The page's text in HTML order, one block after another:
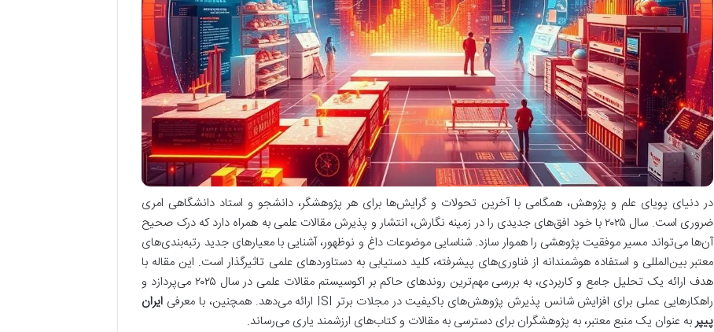
در دنیای پویای علم و پژوهش، همگامی با آخرین تحولات و گرایش‌ها برای هر پژوهشگر، دانشجو و استاد دانشگاهی امری
ضروری است. سال ۲۰۲۵ با خود افق‌های جدیدی را در زمینه نگارش، انتشار و پذیرش مقالات علمی به همراه دارد که درک صحیح
آن‌ها می‌تواند مسیر موفقیت پژوهشی را هموار سازد. شناسایی موضوعات داغ و نوظهور، آشنایی با معیارهای جدید رتبه‌بندی‌های
معتبر بین‌المللی و استفاده هوشمندانه از فناوری‌های پیشرفته، کلید دستیابی به دستاوردهای علمی تاثیرگذار است. این مقاله با
هدف ارائه یک تحلیل جامع و کاربردی، به بررسی مهم‌ترین روندهای حاکم بر اکوسیستم مقالات علمی در سال ۲۰۲۵ می‌پردازد و
راهکارهایی عملی برای افزایش شانس پذیرش پژوهش‌های باکیفیت در مجلات برتر ISI ارائه می‌دهد. همچنین، با معرفی
ایران
پیپربه عنوان یک منبع معتبر، به پژوهشگران برای دسترسی به مقالات و کتاب‌های ارزشمند یاری می‌رساند.